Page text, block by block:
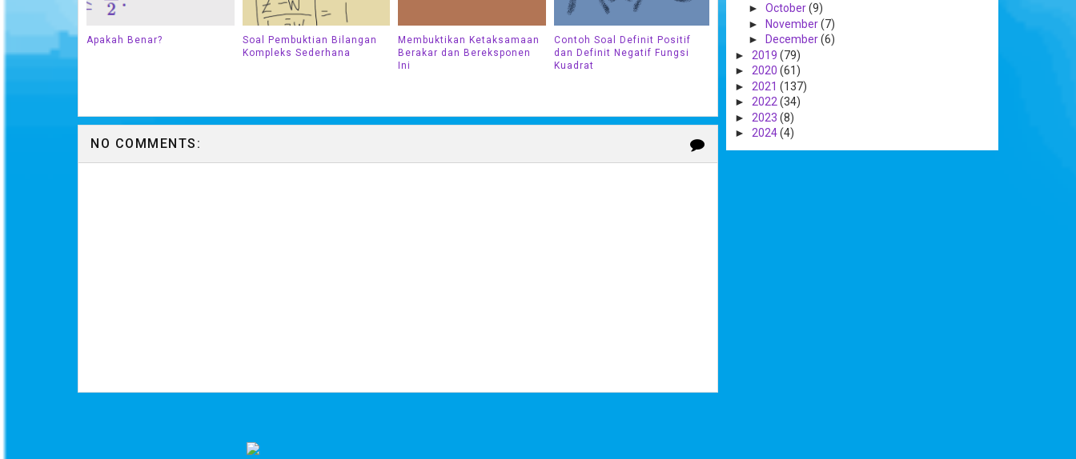
Apakah Benar?
Soal Pembuktian Bilangan
Kompleks Sederhana
Membuktikan Ketaksamaan
Berakar dan Bereksponen
Ini
Contoh Soal Definit Positif
dan Definit Negatif Fungsi
Kuadrat
NO COMMENTS:
► October(9)
►
November(7)
►
December(6)
► 2019 (79)
► 2020 (61)
► 2021 (137)
► 2022(34)
► 2023 (8)
► 2024(4)